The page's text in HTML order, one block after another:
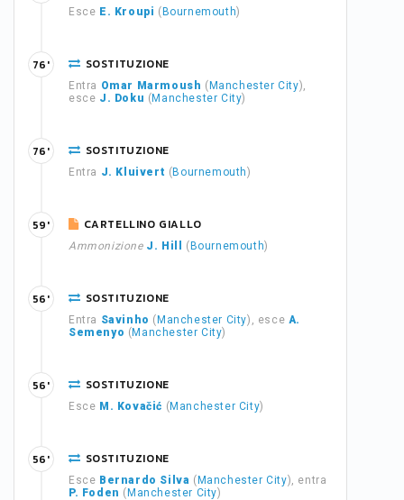
Esce E. Kroupi ( Bournemouth)
SOSTITUZIONE
Entra Omar Marmoush ( Manchester City),
esce J. Doku ( Manchester City)
76'
SOSTITUZIONE
Entra J. Kluivert ( Bournemouth)
76'
CARTELLINO GIALLO
Ammonizione J. Hill ( Bournemouth)
59'
SOSTITUZIONE
Entra Savinho ( Manchester City), esce A.
Semenyo ( Manchester City)
56'
SOSTITUZIONE
Esce M. Kovačić ( Manchester City)
56'
SOSTITUZIONE
Esce Bernardo Silva ( Manchester City), entra
P. Foden ( Manchester City)
56'